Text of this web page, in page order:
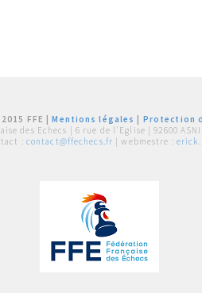
FFE |Mentions légales
Protection
des Echecs | 6 rue de l'Eglise | 92600
: contact@ffechecs.fr | webmestre :